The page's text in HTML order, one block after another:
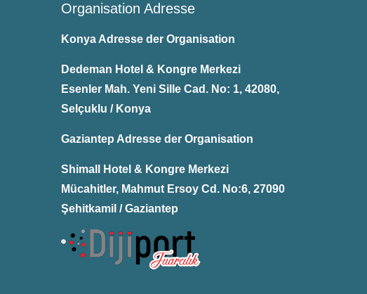
Organisation Adresse
Konya Adresse der Organisation
Dedeman Hotel & Kongre Merkezi
Esenler Mah. Yeni Sille Cad. No: 1, 42080,
Selçuklu / Konya
Gaziantep Adresse der Organisation
Shimall Hotel & Kongre Merkezi
Mücahitler, Mahmut Ersoy Cd. No:6, 27090
Şehitkamil / Gaziantep